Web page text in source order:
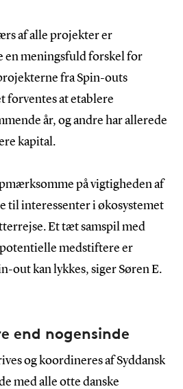
af alle projekter er
en meningsfuld forskel for
fra Spin-outs
forventes at etablere
år, og andre har allerede
kapital.
på vigtigheden af
til interessenter i økosystemet
Et tæt samspil med
medstiftere er
out kan lykkes, siger Søren E.
end nogensinde
og koordineres af Syddansk
med alle otte danske